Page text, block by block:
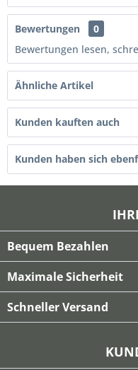
Bewertungen
0
Bewertungen lesen,
Ähnliche Artikel
Kunden kauften auch
Kunden haben sich
Bequem Bezahlen
Maximale Sicherheit
Schneller Versand